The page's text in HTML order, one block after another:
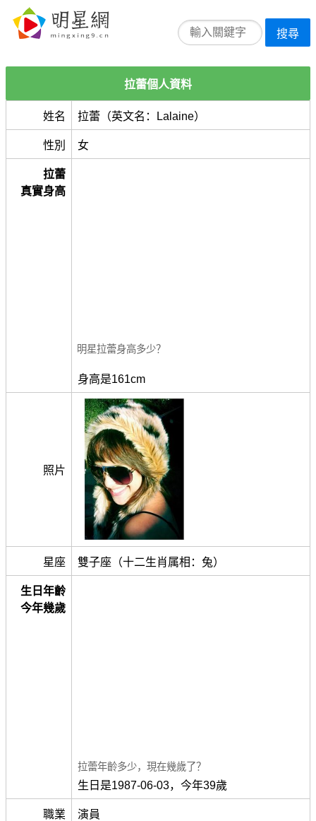
搜尋
拉蕾個人資料
姓名 拉蕾（英文名：Lalaine）
性別 女
拉蕾
真實身高
明星拉蕾身高多少？
身高是161cm
照片
星座 雙子座（十二生肖属相：兔）
生日年齡
今年幾歲
拉蕾年齡多少，現在幾歲了？
生日是1987-06-03，今年39歲
職業 演員